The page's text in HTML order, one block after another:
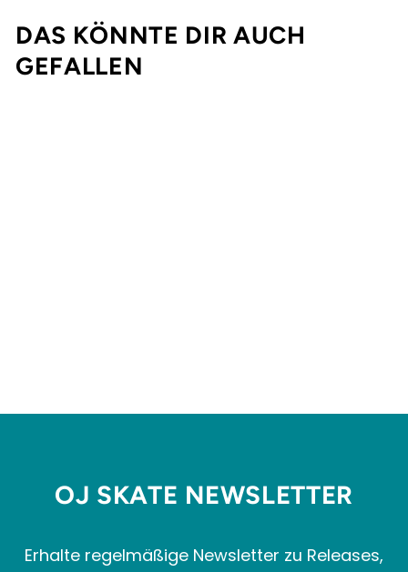
DAS KÖNNTE DIR AUCH
GEFALLEN
OJ SKATE NEWSLETTER
Erhalte regelmäßige Newsletter zu Releases,